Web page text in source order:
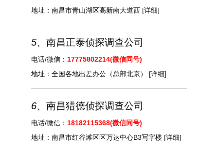
地址： 南昌市青山湖区高新南大道西 [详细]
5、 南昌正泰侦探调查公司
电话/微信： 17775802214(微信同号)
地址： 全国各地出差办公（总部北京） [详细]
6、 南昌猎德侦探调查公司
电话/微信： 18182115368(微信同号)
地址： 南昌市红谷滩区区万达中心B3写字楼 [详细]